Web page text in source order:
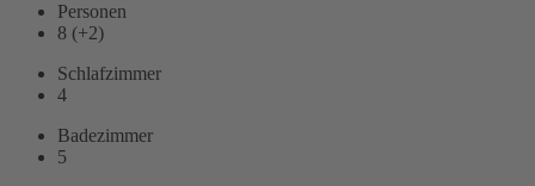
Personen
8 (+2)
Schlafzimmer
4
Badezimmer
5